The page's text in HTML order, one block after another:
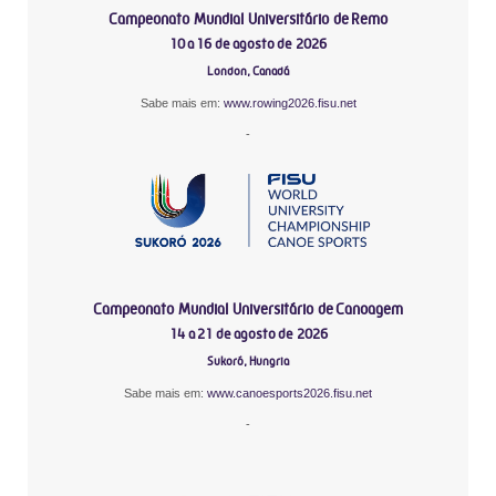
Campeonato Mundial Universitário de Remo
10 a 16 de agosto de 2026
London, Canadá
Sabe mais em: www.rowing2026.fisu.net
-
Campeonato Mundial Universitário de Canoagem
14 a 21 de agosto de 2026
Sukoró, Hungria
Sabe mais em: www.canoesports2026.fisu.net
-